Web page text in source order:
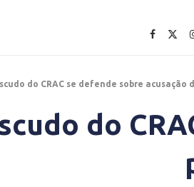
do CRAC se defende sobre acusação
do